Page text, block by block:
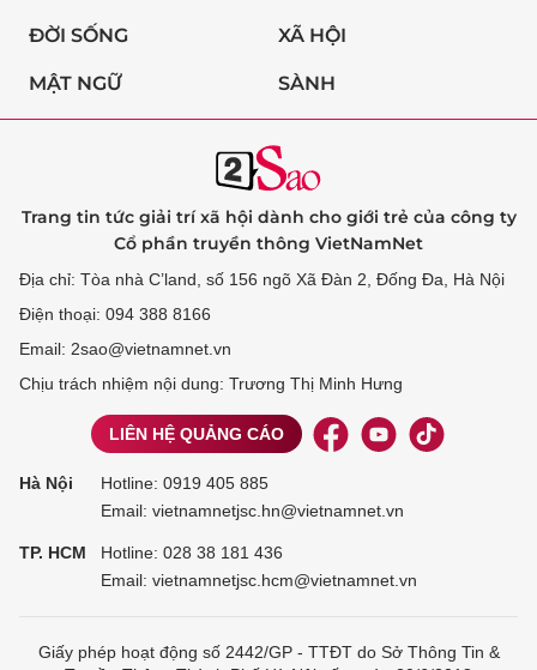
ĐỜI SỐNG XÃ HỘI
MẬT NGỮ SÀNH
Trang tin tức giải trí xã hội dành cho giới trẻ của công ty
Cổ phần truyền thông VietNamNet
Địa chỉ: Tòa nhà C’land, số 156 ngõ Xã Đàn 2, Đống Đa, Hà Nội
Điện thoại: 094 388 8166
Email: 2sao@vietnamnet.vn
Chịu trách nhiệm nội dung: Trương Thị Minh Hưng
LIÊN HỆ QUẢNG CÁO
Hà Nội Hotline: 0919 405 885
Email: vietnamnetjsc.hn@vietnamnet.vn
TP. HCM Hotline: 028 38 181 436
Email: vietnamnetjsc.hcm@vietnamnet.vn
Giấy phép hoạt động số 2442/GP - TTĐT do Sở Thông Tin &